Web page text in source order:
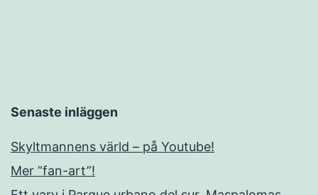
Senaste inläggen
Skyltmannens värld – på Youtube!
Mer ”fan-art”!